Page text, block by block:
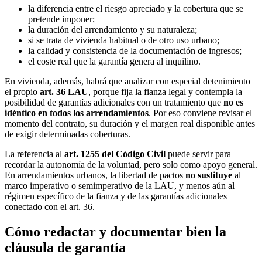
la diferencia entre el riesgo apreciado y la cobertura que se
pretende imponer;
la duración del arrendamiento y su naturaleza;
si se trata de vivienda habitual o de otro uso urbano;
la calidad y consistencia de la documentación de ingresos;
el coste real que la garantía genera al inquilino.
En vivienda, además, habrá que analizar con especial detenimiento
el propio art. 36 LAU, porque fija la fianza legal y contempla la
posibilidad de garantías adicionales con un tratamiento que no es
idéntico en todos los arrendamientos. Por eso conviene revisar el
momento del contrato, su duración y el margen real disponible antes
de exigir determinadas coberturas.
La referencia al art. 1255 del Código Civil puede servir para
recordar la autonomía de la voluntad, pero solo como apoyo general.
En arrendamientos urbanos, la libertad de pactos no sustituye al
marco imperativo o semimperativo de la LAU, y menos aún al
régimen específico de la fianza y de las garantías adicionales
conectado con el art. 36.
Cómo redactar y documentar bien la
cláusula de garantía